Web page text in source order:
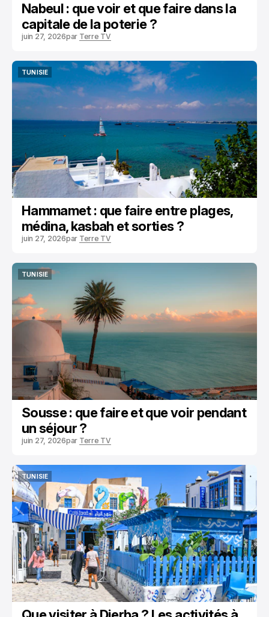
Nabeul : que voir et que faire dans la
capitale de la poterie ?
juin 27, 2026par Terre TV
TUNISIE
TUNISIE
Hammamet : que faire entre plages,
médina, kasbah et sorties ?
juin 27, 2026par Terre TV
TUNISIE
Sousse : que faire et que voir pendant
un séjour ?
juin 27, 2026par Terre TV
TUNISIE
TUNISIE